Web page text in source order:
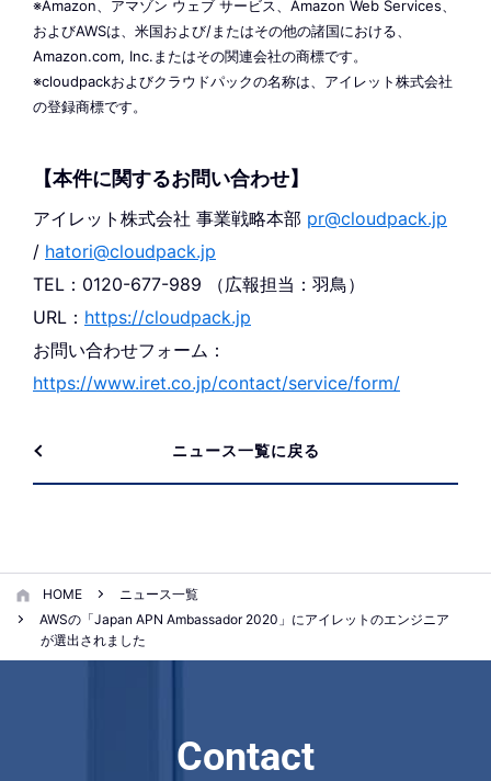
※Amazon、アマゾン ウェブ サービス、Amazon Web Services、
およびAWSは、米国および/またはその他の諸国における、
Amazon.com, Inc.またはその関連会社の商標です。
※cloudpackおよびクラウドパックの名称は、アイレット株式会社
の登録商標です。
【本件に関するお問い合わせ】
アイレット株式会社 事業戦略本部 pr@cloudpack.jp
/ hatori@cloudpack.jp
TEL：0120-677-989 （広報担当：羽鳥）
URL： https://cloudpack.jp
お問い合わせフォーム：
https://www.iret.co.jp/contact/service/form/
ニュース一覧に戻る
HOME
ニュース一覧
AWSの「Japan APN Ambassador 2020」にアイレットのエンジニア
が選出されました
Contact